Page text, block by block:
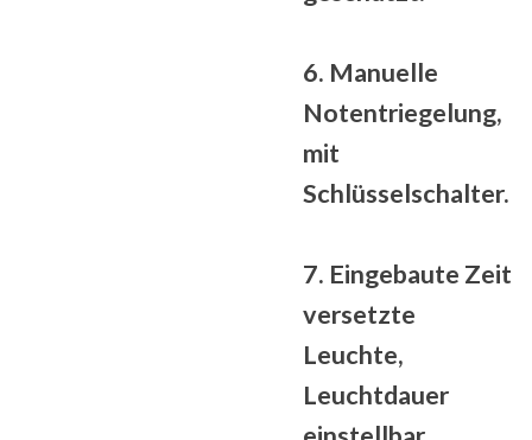
6. Manuelle
Notentriegelung,
mit
Schlüsselschalter.
7. Eingebaute Zeit
versetzte
Leuchte,
Leuchtdauer